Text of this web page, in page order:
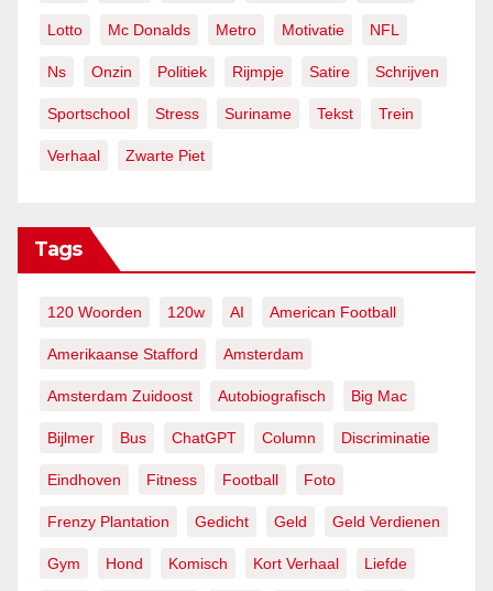
Lotto Mc Donalds Metro Motivatie NFL
Ns Onzin Politiek Rijmpje Satire Schrijven
Sportschool Stress Suriname Tekst Trein
Verhaal Zwarte Piet
Tags
120 Woorden 120w AI American Football
Amerikaanse Stafford Amsterdam
Amsterdam Zuidoost Autobiografisch Big Mac
Bijlmer Bus ChatGPT Column Discriminatie
Eindhoven Fitness Football Foto
Frenzy Plantation Gedicht Geld Geld Verdienen
Gym Hond Komisch Kort Verhaal Liefde